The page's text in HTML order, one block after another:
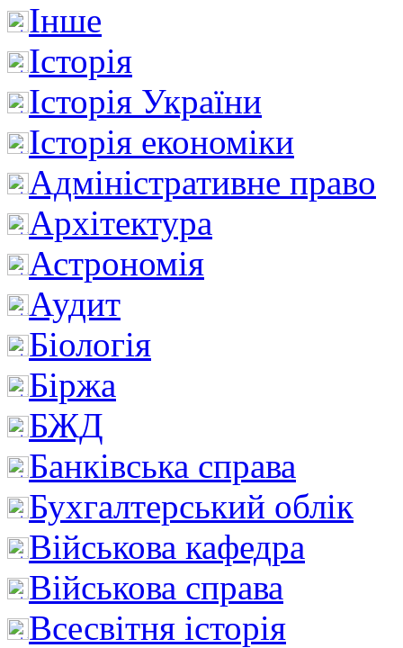
Інше
Історія
Історія України
Історія економіки
Адміністративне право
Архітектура
Астрономія
Аудит
Біологія
Біржа
БЖД
Банківська справа
Бухгалтерський облік
Військова кафедра
Військова справа
Всесвітня історія